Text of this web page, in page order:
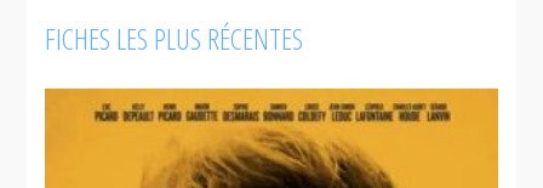
FICHES LES PLUS RÉCENTES